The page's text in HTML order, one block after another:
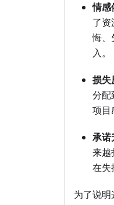
情感
了
悔、
入。
损失
分配
项目
承诺
来越
在失
为了说明